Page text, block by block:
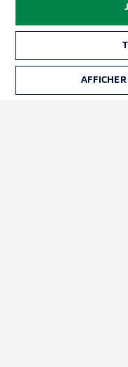
Mentions Légales
Travaux